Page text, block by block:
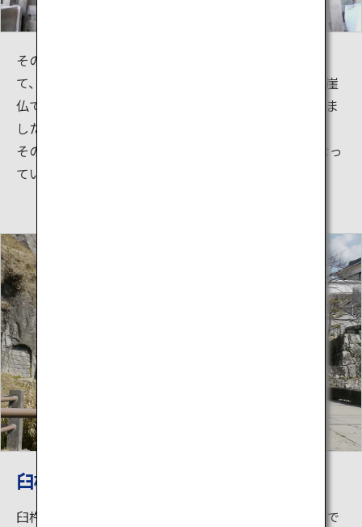
その規模と数量において、また彫刻の質の高さにおい
て、わが国を代表する石仏群です。平成7年6月には磨崖
仏では全国初、彫刻としても九州初の国宝に指定されま
した。
その数は60余体にもおよび、このうち61体が国宝となっ
ています。
臼杵城
臼杵城跡とは、丹生島城・亀城とも呼ばれていた城跡で